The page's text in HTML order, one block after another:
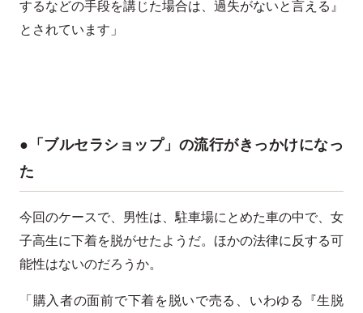
するなどの手段を講じた場合は、過失がないと言える』
とされています」
●「ブルセラショップ」の流行がきっかけになっ
た
今回のケースで、男性は、駐車場にとめた車の中で、女
子高生に下着を脱がせたようだ。ほかの法律に反する可
能性はないのだろうか。
「購入者の面前で下着を脱いで売る、いわゆる『生脱